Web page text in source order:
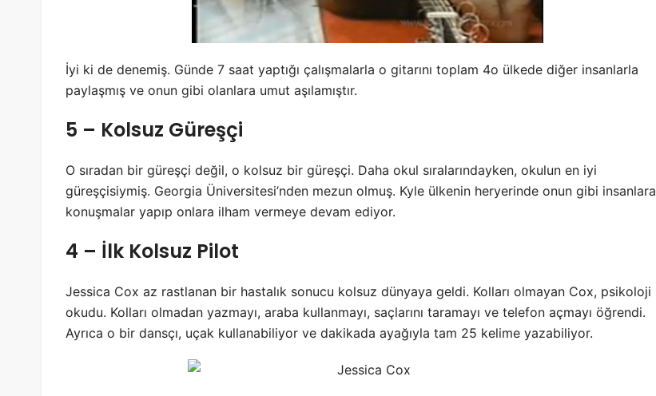
İyi ki de denemiş. Günde 7 saat yaptığı çalışmalarla o gitarını toplam 4o ülkede diğer insanlarla
paylaşmış ve onun gibi olanlara umut aşılamıştır.
5 – Kolsuz Güreşçi
O sıradan bir güreşçi değil, o kolsuz bir güreşçi. Daha okul sıralarındayken, okulun en iyi
güreşçisiymiş. Georgia Üniversitesi’nden mezun olmuş. Kyle ülkenin heryerinde onun gibi insanlara
konuşmalar yapıp onlara ilham vermeye devam ediyor.
4 – İlk Kolsuz Pilot
Jessica Cox az rastlanan bir hastalık sonucu kolsuz dünyaya geldi. Kolları olmayan Cox, psikoloji
okudu. Kolları olmadan yazmayı, araba kullanmayı, saçlarını taramayı ve telefon açmayı öğrendi.
Ayrıca o bir dansçı, uçak kullanabiliyor ve dakikada ayağıyla tam 25 kelime yazabiliyor.